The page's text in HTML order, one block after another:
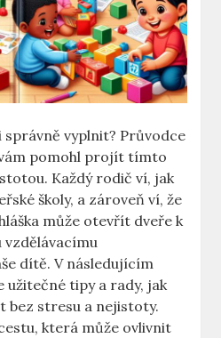
správně vyplnit?​ Průvodce
pomohl projít tímto
Každý rodič ví, jak
školy, a zároveň ví, že
může otevřít dveře k
vzdělávacímu
dítě. V následujícím
užitečné tipy a rady, jak
bez stresu a nejistoty.
která může ⁣ovlivnit